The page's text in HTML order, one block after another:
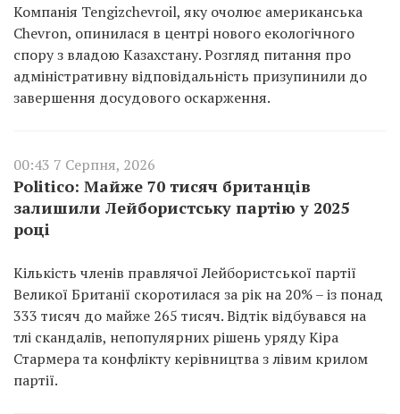
Компанія Tengizchevroil, яку очолює американська
Chevron, опинилася в центрі нового екологічного
спору з владою Казахстану. Розгляд питання про
адміністративну відповідальність призупинили до
завершення досудового оскарження.
00:43 7 Серпня, 2026
Politico: Майже 70 тисяч британців
залишили Лейбористську партію у 2025
році
Кількість членів правлячої Лейбористської партії
Великої Британії скоротилася за рік на 20% – із понад
333 тисяч до майже 265 тисяч. Відтік відбувався на
тлі скандалів, непопулярних рішень уряду Кіра
Стармера та конфлікту керівництва з лівим крилом
партії.